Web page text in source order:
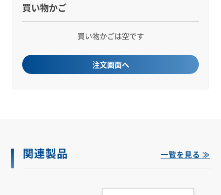
買い物かご
買い物かごは空です
注文画面へ
関連製品 一覧を見る ≫